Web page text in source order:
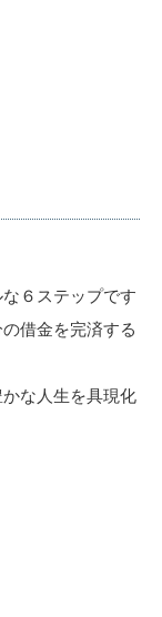
６ステップです
借金を完済する
な人生を具現化